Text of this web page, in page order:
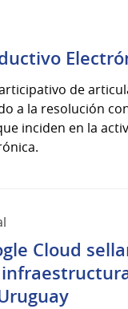
de
a la resolución
inciden en la
Cloud